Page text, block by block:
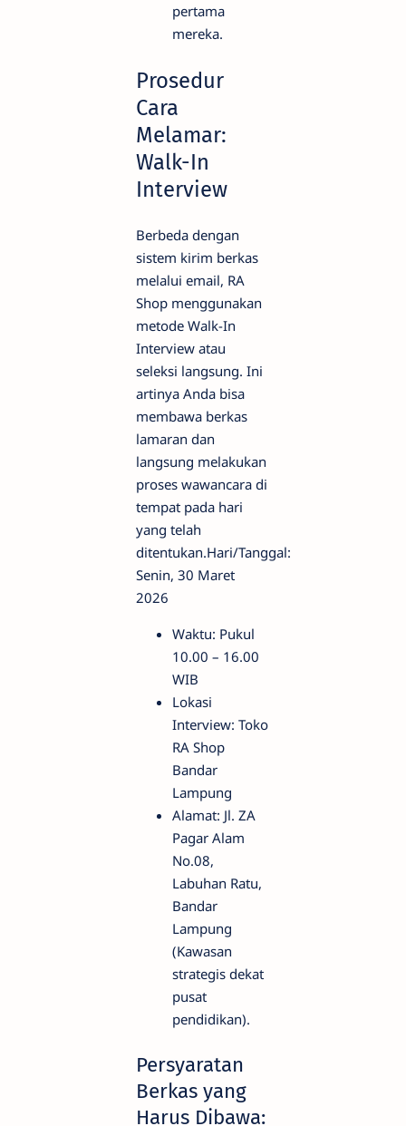
pertama
mereka.
Prosedur
Cara
Melamar:
Walk-In
Interview
Berbeda dengan
sistem kirim berkas
melalui email, RA
Shop menggunakan
metode Walk-In
Interview atau
seleksi langsung. Ini
artinya Anda bisa
membawa berkas
lamaran dan
langsung melakukan
proses wawancara di
tempat pada hari
yang telah
ditentukan.Hari/Tanggal:
Senin, 30 Maret
2026
Waktu: Pukul
10.00 – 16.00
WIB
Lokasi
Interview: Toko
RA Shop
Bandar
Lampung
Alamat: Jl. ZA
Pagar Alam
No.08,
Labuhan Ratu,
Bandar
Lampung
(Kawasan
strategis dekat
pusat
pendidikan).
Persyaratan
Berkas yang
Harus Dibawa: